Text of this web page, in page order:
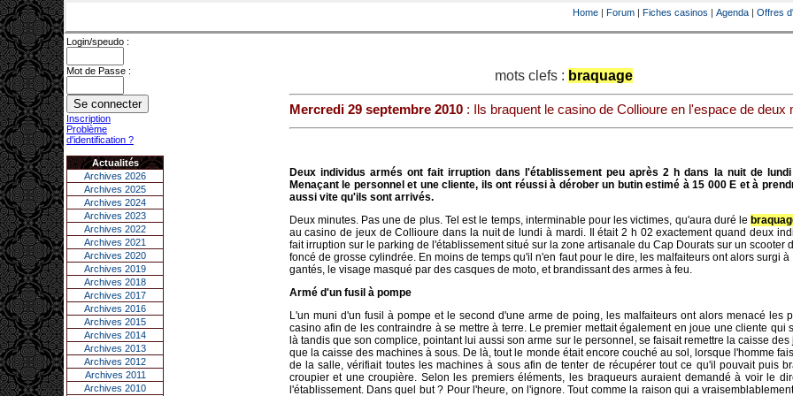
Home | Forum | Fiches casinos | Agenda | Offres
Login/speudo :
Mot de Passe :
Inscription
Problème
d'identification ?
Actualités
Archives 2026
Archives 2025
Archives 2024
Archives 2023
Archives 2022
Archives 2021
Archives 2020
Archives 2019
Archives 2018
Archives 2017
Archives 2016
Archives 2015
Archives 2014
Archives 2013
Archives 2012
Archives 2011
Archives 2010
mots clefs : braquage
Mercredi 29 septembre 2010: Ils braquent le casino de Collioure en l'espace de deux
Deux individus armés ont fait irruption dans l'établissement peu après 2 h dans la nuit de
Menaçant le personnel et une cliente, ils ont réussi à dérober un butin estimé à 15 000 E et à
aussi vite qu'ils sont arrivés.
Deux minutes. Pas une de plus. Tel est le temps, interminable pour les victimes, qu'aura duré le
au casino de jeux de Collioure dans la nuit de lundi à mardi. Il était 2 h 02 exactement quand deux
fait irruption sur le parking de l'établissement situé sur la zone artisanale du Cap Dourats sur un scooter
foncé de grosse cylindrée. En moins de temps qu'il n'en faut pour le dire, les malfaiteurs ont alors surgi à
gantés, le visage masqué par des casques de moto, et brandissant des armes à feu.
Armé d'un fusil à pompe
L'un muni d'un fusil à pompe et le second d'une arme de poing, les malfaiteurs ont alors menacé les
casino afin de les contraindre à se mettre à terre. Le premier mettait également en joue une cliente qui
là tandis que son complice, pointant lui aussi son arme sur le personnel, se faisait remettre la caisse des
que la caisse des machines à sous. De là, tout le monde était encore couché au sol, lorsque l'homme
de la salle, vérifiait toutes les machines à sous afin de tenter de récupérer tout ce qu'il pouvait puis
croupier et une croupière. Selon les premiers éléments, les braqueurs auraient demandé à voir le
l'établissement. Dans quel but ? Pour l'heure, on l'ignore. Tout comme la raison qui a